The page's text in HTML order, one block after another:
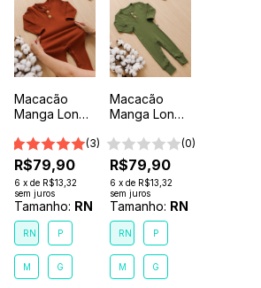
Macacão
Manga Longa
Comfort
Premium
Terra
(3)
R$79,90
6 x de R$13,32
sem juros
Tamanho: RN
RN P
M G
Macacão
Manga Longa
Comfort
Premium
Verde
Floresta
(0)
R$79,90
6 x de R$13,32
sem juros
Tamanho: RN
RN P
M G